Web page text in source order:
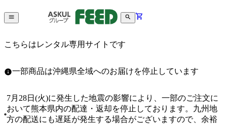
こちらはレンタル専用サイトです
一部商品は沖縄県全域へのお届けを停止しています
7月28日(火)に発生した地震の影響により、一部のご注文に
おいて熊本県内の配達・返却を停止しております。九州地
方の配送にも遅延が発生する場合がございますので、余裕